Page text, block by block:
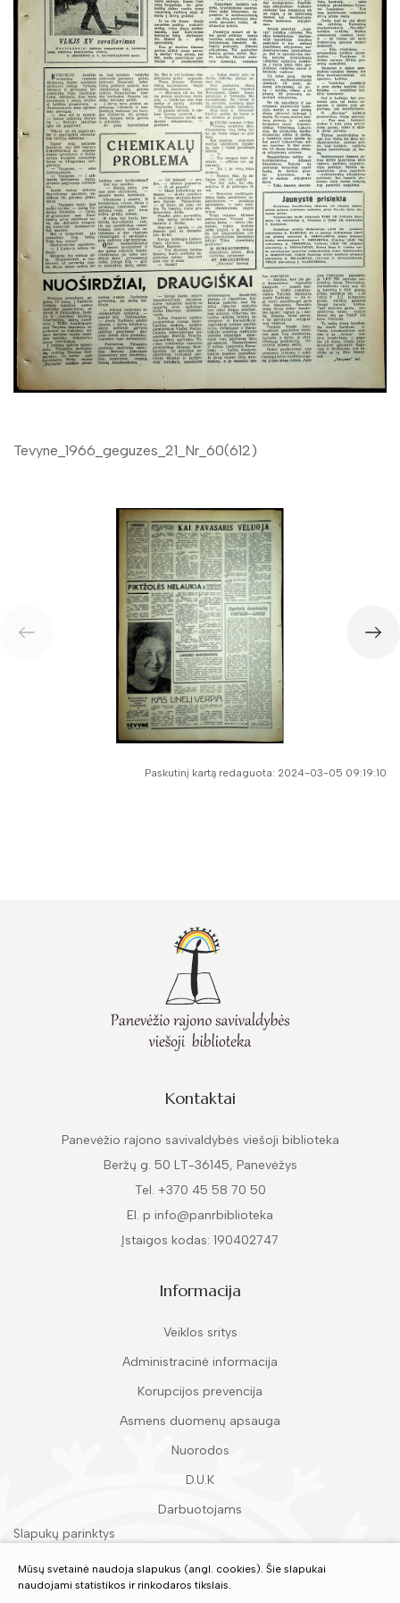
1972
1971
1970
1969
1968
1967
1966
Sausis
Vasaris
Kovas
Birželis
Tevyne_1966_geguzes_21_Nr_60(612)
Paskutinį kartą redaguota: 2024-03-05 09:19:10
Kontaktai
Panevėžio rajono savivaldybės viešoji biblioteka
Beržų g. 50 LT-36145, Panevėžys
Tel. +370 45 58 70 50
El. p info@panrbiblioteka
Įstaigos kodas: 190402747
Informacija
Veiklos sritys
Administracinė informacija
Korupcijos prevencija
Asmens duomenų apsauga
Nuorodos
D.U.K
Darbuotojams
Slapukų parinktys
Mūsų svetainė naudoja slapukus (angl. cookies). Šie slapukai
naudojami statistikos ir rinkodaros tikslais.